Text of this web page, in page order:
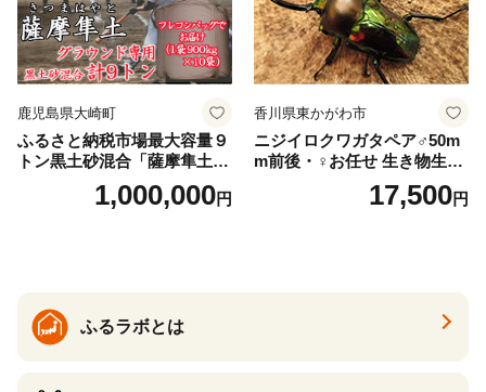
鹿児島県大崎町
ふるさと納税市場最大容量９
トン黒土砂混合「薩摩隼土」
（夢と感動の演出のグラウン
1,000,000円
香川県東かがわ市
ニジイロクワガタペア♂50m
m前後・♀お任せ 生き物生き
17,500円
ふるラボとは